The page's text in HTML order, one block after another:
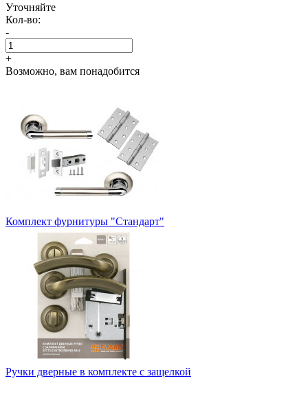
Уточняйте
Кол-во:
-
+
Возможно, вам понадобится
Комплект фурнитуры "Стандарт"
Ручки дверные в комплекте с защелкой